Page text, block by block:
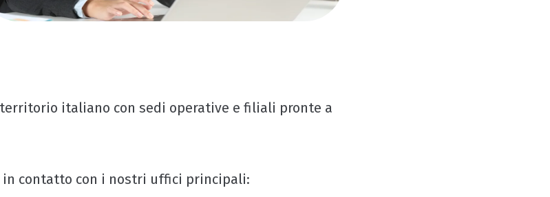
italiano con sedi operative e filiali pronte a
contatto con i nostri uffici principali: